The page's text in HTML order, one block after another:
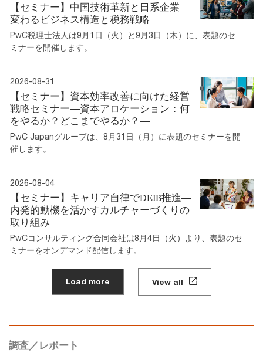
【セミナー】中国技術革新と日系企業—
変わるビジネス構造と税務戦略
PwC税理士法人は9月1日（火）と9月3日（木）に、表題のセ
ミナーを開催します。
2026-08-31
【セミナー】資本効率改善に向けた経営
戦略セミナー―資本アロケーション：何
をやるか？どこまでやるか？―
PwC Japanグループは、8月31日（月）に表題のセミナーを開
催します。
2026-08-04
【セミナー】キャリア自律でDEIB推進―
内発的動機を活かすカルチャーづくりの
取り組み―
PwCコンサルティング合同会社は8月4日（火）より、表題のセ
ミナーをオンデマンド配信します。
Load more View all
調査／レポート